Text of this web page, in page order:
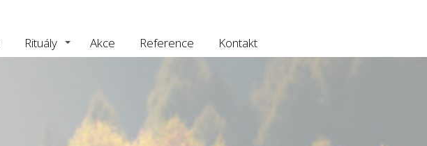
Rituály Akce Reference Kontakt